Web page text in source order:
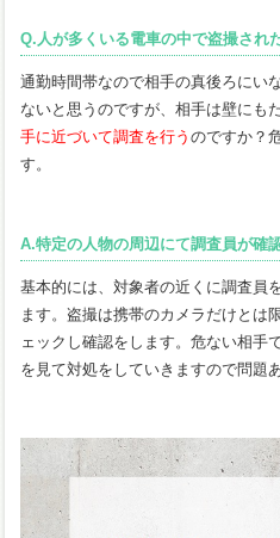
Q.人が多くいる電車の中で盗撮され
通勤時間帯なので相手の真後ろにい
ないと思うのですが、相手は壁にも
手に近づいて調査を行うのですか？
す。
A.特定の人物の周辺にて調査員が確
基本的には、対象者の近くに調査員
ます。盗撮は携帯のカメラだけとは
ェックし確認をします。危ない相手
を見て対処をしていきますので問題